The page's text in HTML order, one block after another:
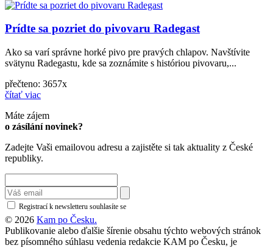
Prídte sa pozriet do pivovaru Radegast
Ako sa varí správne horké pivo pre pravých chlapov. Navštívite
svätynu Radegastu, kde sa zoznámite s históriou pivovaru,...
přečteno: 3657x
čítať viac
Máte zájem
o zásílání novinek?
Zadejte Vaši emailovou adresu a zajistěte si tak aktuality z České
republiky.
Registrací k newsletteru souhlasíte se
© 2026 Kam po Česku.
Publikovanie alebo ďalšie šírenie obsahu týchto webových stránok
bez písomného súhlasu vedenia redakcie KAM po Česku, je